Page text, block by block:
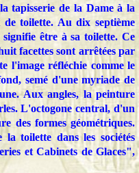
tapisserie de la Dame à la
toilette. Au dix septième
être à sa toilette. Ce
facettes sont arrêtées par
l'image réfléchie comme le
semé d'une myriade de
Aux angles, la peinture
L'octogone central, d'un
des formes géométriques.
toilette dans les sociétés
et Cabinets de Glaces",